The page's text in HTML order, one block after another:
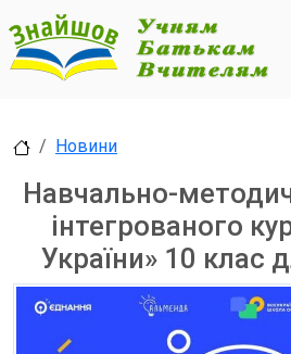
Новини
Навчально-
інтегрованого
України» 10 клас